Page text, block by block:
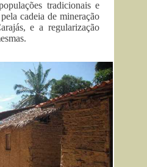
tradicionais e
cadeia de mineração
e a regularização